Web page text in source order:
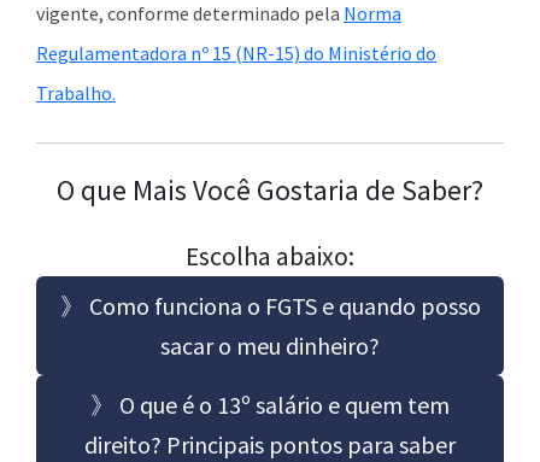
vigente, conforme determinado pela Norma
Regulamentadora nº 15 (NR-15) do Ministério do
Trabalho.
O que Mais Você Gostaria de Saber?
Escolha abaixo:
》 Como funciona o FGTS e quando posso
sacar o meu dinheiro?
》 O que é o 13º salário e quem tem
direito? Principais pontos para saber